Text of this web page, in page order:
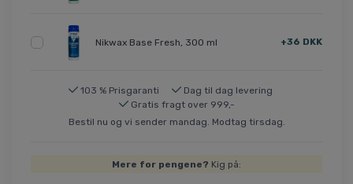
Nikwax Base Fresh, 300 ml +36 DKK
103 % Prisgaranti
Dag til dag levering
Gratis fragt over 999,-
Bestil nu og vi sender mandag. Modtag tirsdag.
Mere for pengene? Kig på: